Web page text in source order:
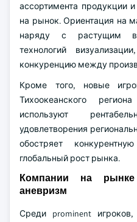
ассортимента продукции
на рынок. Ориентация на
наряду с растущим
технологий
конкуренцию между
Кроме того, новые
Тихоокеанского
используют
удовлетворения
обостряет
глобальный рост рынка.
Компании на рынке
аневризм
Среди prominent